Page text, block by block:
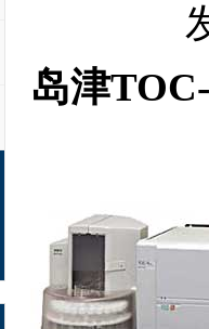
岛津